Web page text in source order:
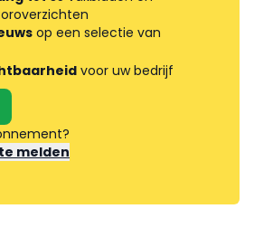
op een selectie van
voor uw bedrijf
melden